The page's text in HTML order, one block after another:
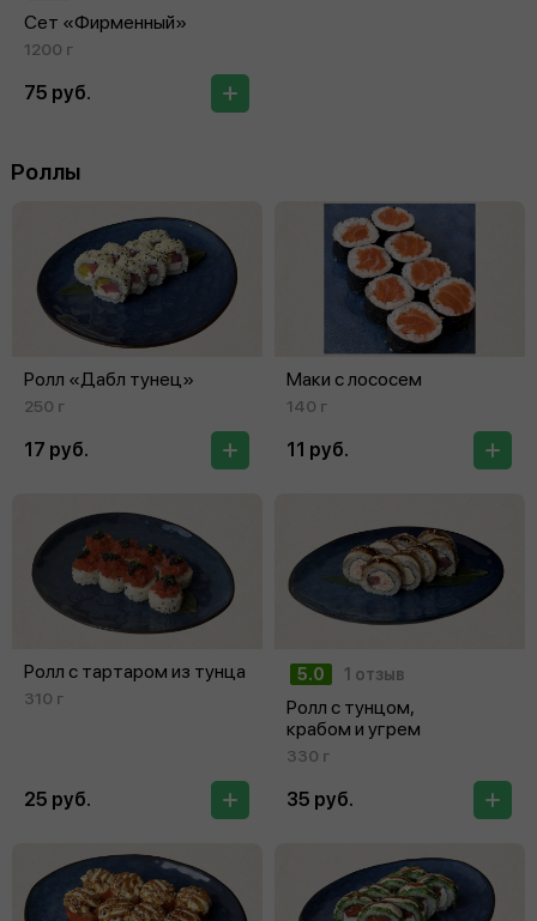
Сет «Фирменный»
1200 г
75 руб.
Роллы
Ролл «Дабл тунец»
250 г
17 руб.
Маки с лососем
140 г
11 руб.
Ролл с тартаром из тунца
310 г
25 руб.
5.0 1 отзыв
Ролл с тунцом,
крабом и угрем
330 г
35 руб.